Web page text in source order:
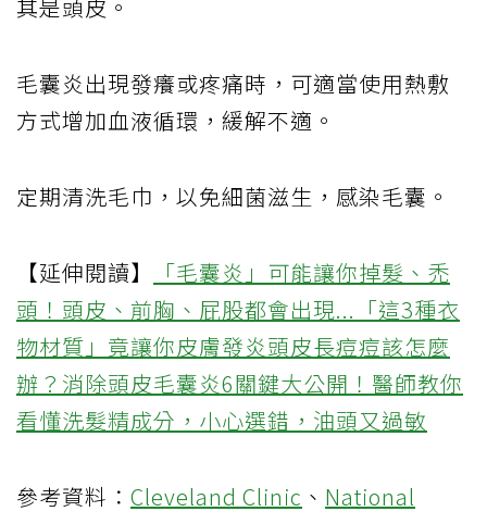
其是頭皮。
毛囊炎出現發癢或疼痛時，可適當使用熱敷
方式增加血液循環，緩解不適。
定期清洗毛巾，以免細菌滋生，感染毛囊。
【延伸閱讀】
「毛囊炎」可能讓你掉髮、禿
頭！頭皮、前胸、屁股都會出現...「這3種衣
物材質」竟讓你皮膚發炎頭皮長痘痘該怎麼
辦？消除頭皮毛囊炎6關鍵大公開！醫師教你
看懂洗髮精成分，小心選錯，油頭又過敏
參考資料： Cleveland Clinic 、 National